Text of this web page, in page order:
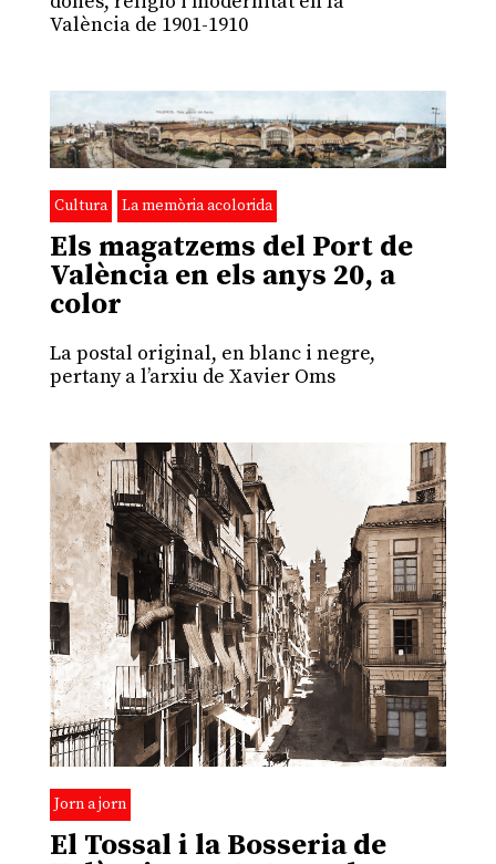
València de 1901-1910
Cultura La memòria acolorida
Els magatzems del Port de
València en els anys 20, a
color
La postal original, en blanc i negre,
pertany a l’arxiu de Xavier Oms
Jorn a jorn
El Tossal i la Bosseria de